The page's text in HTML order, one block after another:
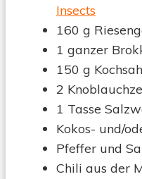
Insects
160 g
1 ganzer
150 g
2
1 Tasse
Kokos- und/
Pfeffer und
Chili aus der